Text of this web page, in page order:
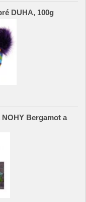
DUHA, 100g
Bergamot a